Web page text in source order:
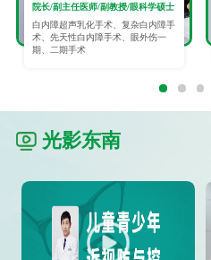
院长/副主任医师/副教授/眼科学硕士
白内障超声乳化手术、复杂白内障手
术、先天性白内障手术、眼外伤一
期、二期手术
光影东南